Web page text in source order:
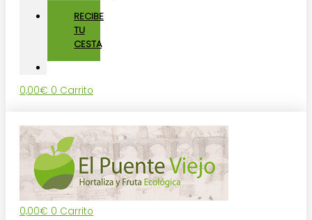
RECIBE
TU
CESTA
0,00€ 0 Carrito
0,00€ 0 Carrito